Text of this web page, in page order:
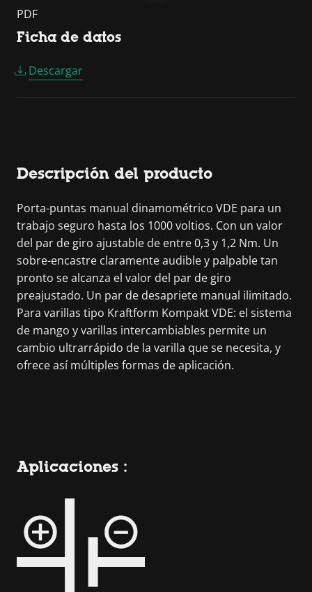
PDF
Ficha de datos
Descargar
Descripción del producto
Porta-puntas manual dinamométrico VDE para un
trabajo seguro hasta los 1000 voltios. Con un valor
del par de giro ajustable de entre 0,3 y 1,2 Nm. Un
sobre-encastre claramente audible y palpable tan
pronto se alcanza el valor del par de giro
preajustado. Un par de desapriete manual ilimitado.
Para varillas tipo Kraftform Kompakt VDE: el sistema
de mango y varillas intercambiables permite un
cambio ultrarrápido de la varilla que se necesita, y
ofrece así múltiples formas de aplicación.
Aplicaciones :